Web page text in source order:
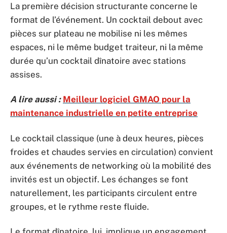
La première décision structurante concerne le
format de l’événement. Un cocktail debout avec
pièces sur plateau ne mobilise ni les mêmes
espaces, ni le même budget traiteur, ni la même
durée qu’un cocktail dînatoire avec stations
assises.
A lire aussi : Meilleur logiciel GMAO pour la
maintenance industrielle en petite entreprise
Le cocktail classique (une à deux heures, pièces
froides et chaudes servies en circulation) convient
aux événements de networking où la mobilité des
invités est un objectif. Les échanges se font
naturellement, les participants circulent entre
groupes, et le rythme reste fluide.